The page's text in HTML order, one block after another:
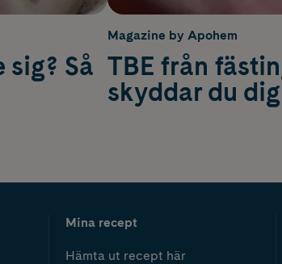
sig? Så
Magazine by Apohem
TBE från
skyddar du dig
Mina recept
Hämta ut recept här